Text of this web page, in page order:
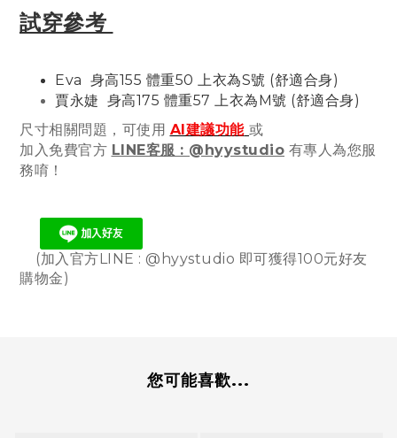
試穿參考
Eva 身高155 體重50 上衣為S號 (舒適合身)
賈永婕 身高175 體重57 上衣為M號 (舒適合身)
尺寸相關問題，可使用 AI建議功能 或
加入免費官方 LINE客服 : @hyystudio 有專人為您服
務唷！
(加入官方LINE : @hyystudio 即可獲得100元好友
購物金)
您可能喜歡...